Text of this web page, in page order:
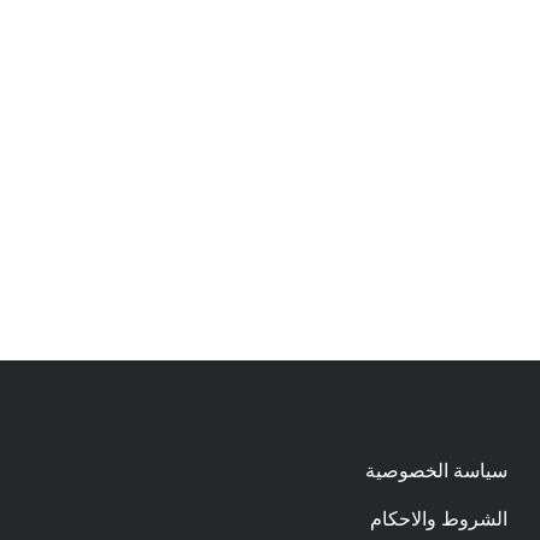
سياسة الخصوصية
الشروط والاحكام